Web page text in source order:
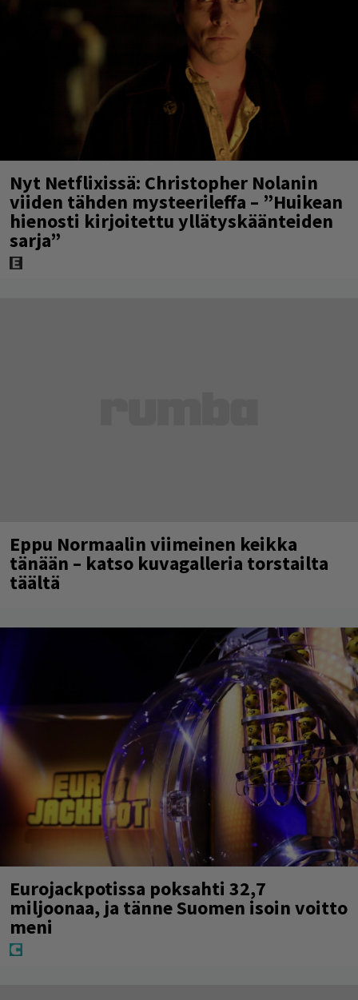
Nyt Netflixissä: Christopher Nolanin
viiden tähden mysteerileffa – ”Huikean
hienosti kirjoitettu yllätyskäänteiden
sarja”
Eppu Normaalin viimeinen keikka
tänään – katso kuvagalleria torstailta
täältä
Eurojackpotissa poksahti 32,7
miljoonaa, ja tänne Suomen isoin voitto
meni